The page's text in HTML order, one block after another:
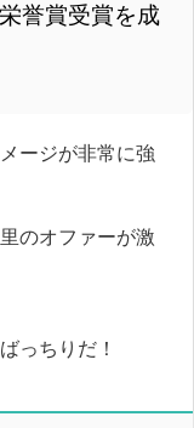
誉賞受賞を成
ージが非常に強
のオファーが激
っちりだ！